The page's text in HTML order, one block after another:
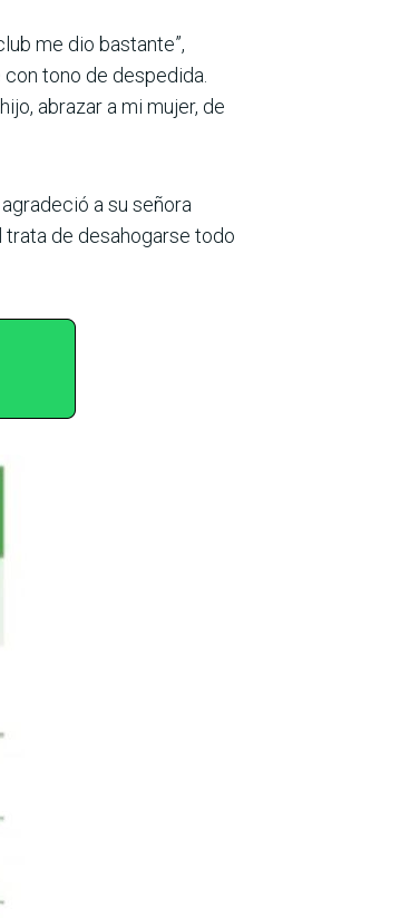
me dio bastante”,
tono de despedida.
abrazar a mi mujer, de
a su señora
trata de desahogarse todo